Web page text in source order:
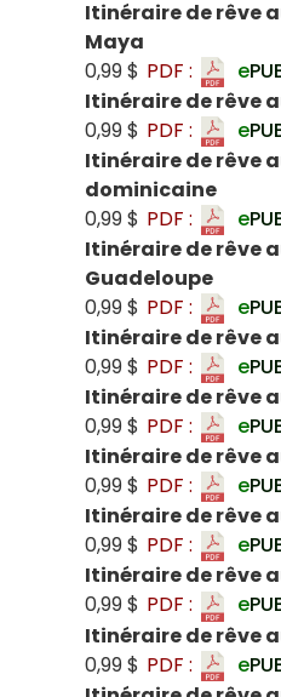
Itinéraire de rêve
Maya
0,99 $ PDF : e
Itinéraire de rêve
0,99 $ PDF : e
Itinéraire de rêve
dominicaine
0,99 $ PDF : e
Itinéraire de rêve
Guadeloupe
0,99 $ PDF : e
Itinéraire de rêve
0,99 $ PDF : e
Itinéraire de rêve
0,99 $ PDF : e
Itinéraire de rêve
0,99 $ PDF : e
Itinéraire de rêve
0,99 $ PDF : e
Itinéraire de rêve
0,99 $ PDF : e
Itinéraire de rêve
0,99 $ PDF : e